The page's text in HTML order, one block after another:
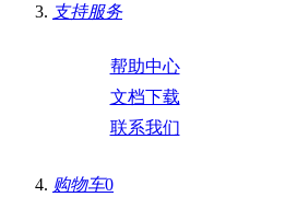
支持服务
帮助中心
文档下载
联系我们
购物车0